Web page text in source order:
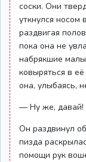
соски. Они
уткнулся носом
раздвигая
пока она не
набрякшие
ковыряться в
она, улыбаясь,
— Ну же, давай!
Он раздвинул
пизда
помощи рук